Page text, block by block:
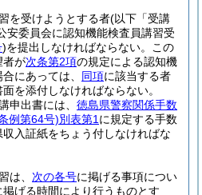
を受けようとする者(以下「受講
安委員会に認知機能検査員講習受
)を提出しなければならない。
この
者が次条第2項の規定による認知機
にあっては、 同項に該当する者
を添付しなければならない。
申出書には、 徳島県警察関係手数
例第64号)別表第1 に規定する手数
入証紙をちょう付しなければな
は、 次の各号に掲げる事項につい
掲げる時間により行うものとす